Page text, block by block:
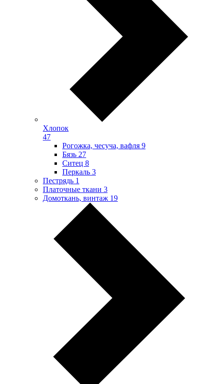
Хлопок
47
Рогожка, чесуча, вафля 9
Бязь 27
Ситец 8
Перкаль 3
Пестрядь 1
Платочные ткани 3
Домоткань, винтаж 19